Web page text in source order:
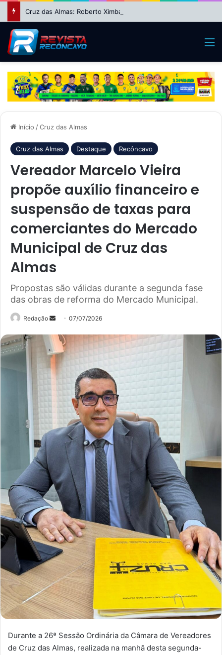
Início /Cruz das Almas
Cruz das Almas Destaque Recôncavo
Vereador Marcelo Vieira
propõe auxílio financeiro e
suspensão de taxas para
comerciantes do Mercado
Municipal de Cruz das
Almas
Propostas são válidas durante a segunda fase
das obras de reforma do Mercado Municipal.
Redação
Mande
e-
mail
07/07/2026
Durante a 26ª Sessão Ordinária da Câmara de Vereadores
de Cruz das Almas, realizada na manhã desta segunda-